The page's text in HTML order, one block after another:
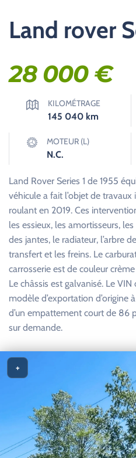
Land rover
28 000€
KILOMÉTRAGE
145 040 km
MOTEUR (L)
N.C.
Land Rover Series 1 de 1955
véhicule a fait l’objet de
roulant en 2019. Ces
les essieux, les amortisseurs,
des jantes, le radiateur, l’arbre
transfert et les freins. Le
carrosserie est de couleur
Le châssis est galvanisé. Le VIN
modèle d’exportation d’origine
d’un empattement court de 86
sur demande.
+